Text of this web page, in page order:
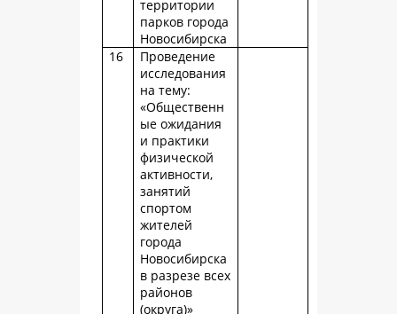
территории
парков города
Новосибирска
16
Проведение
исследования
на тему:
«Общественн
ые ожидания
и практики
физической
активности,
занятий
спортом
жителей
города
Новосибирска
в разрезе всех
районов
(округа)»